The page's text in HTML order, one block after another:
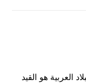
العربية هو القيد